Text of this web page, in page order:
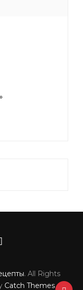
шеф-. All Rights
Catch Themes